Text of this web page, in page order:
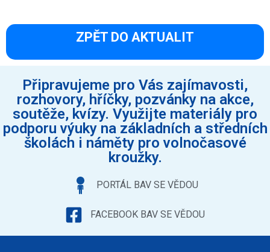
ZPĚT DO AKTUALIT
Připravujeme pro Vás zajímavosti,
rozhovory, hříčky, pozvánky na akce,
soutěže, kvízy. Využijte materiály pro
podporu výuky na základních a středních
školách i náměty pro volnočasové
kroužky.
PORTÁL BAV SE VĚDOU
FACEBOOK BAV SE VĚDOU